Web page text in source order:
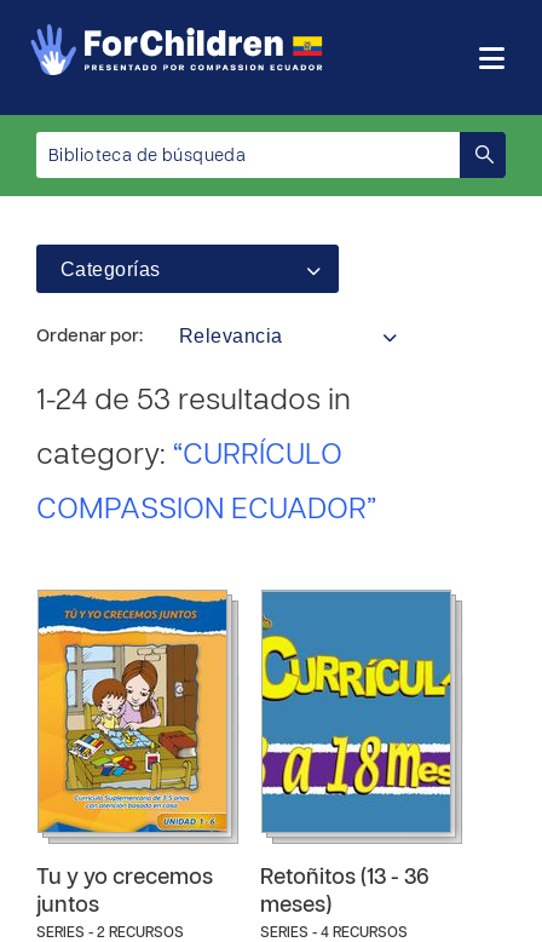
Categorías
Ordenar por: Relevancia
1-24 de 53 resultados in
category: “CURRÍCULO
COMPASSION ECUADOR”
Tu y yo crecemos
juntos
SERIES - 2 RECURSOS
Retoñitos (13 - 36
meses)
SERIES - 4 RECURSOS